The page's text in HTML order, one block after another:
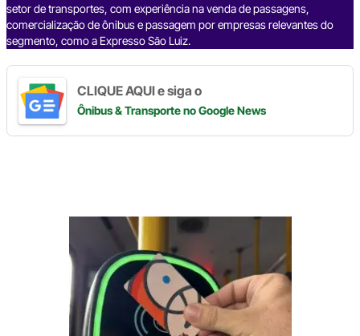
setor de transportes, com experiência na venda de passagens,
comercialização de ônibus e passagem por empresas relevantes do
segmento, como a Expresso São Luiz.
CLIQUE AQUI e siga o
Ônibus & Transporteno Google News